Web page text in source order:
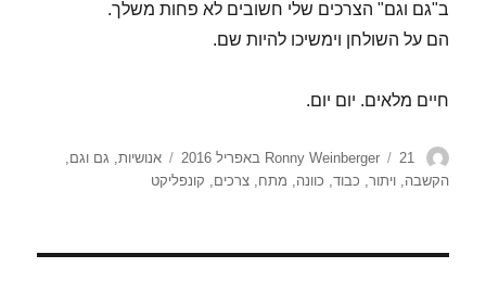
ב"גם וגם" הצרכים שלי חשובים לא פחות משלך.
הם על השולחן וימשיכו להיות שם.
חיים מלאים. יום יום.
מחבר Ronny Weinberger
פורסם
בתאריך
21 באפריל 2016 תגיות
אנושיות, גם וגם,
הקשבה,ויתור, כבוד, כוונה, מתח,צרכים, קונפליקט